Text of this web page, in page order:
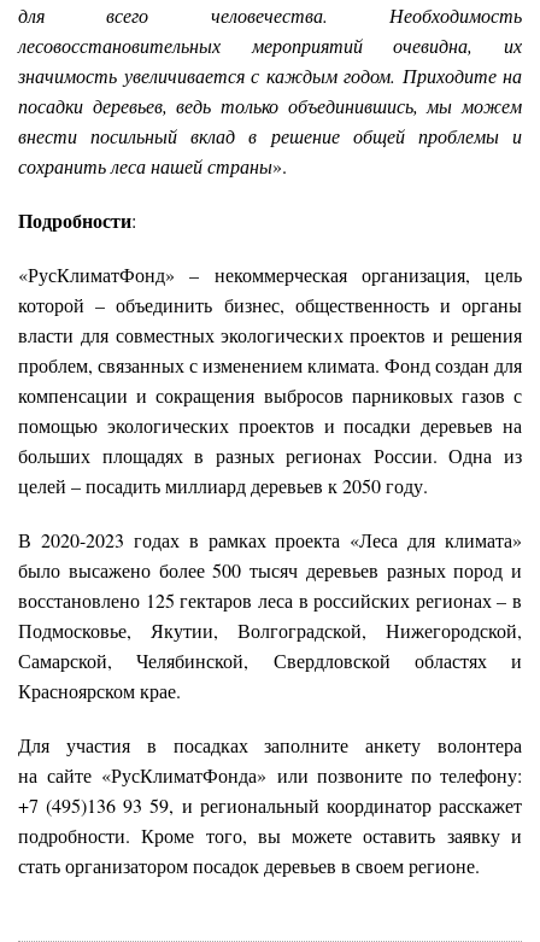
для всего человечества. Необходимость
лесовосстановительных мероприятий очевидна, их
значимость увеличивается с каждым годом. Приходите на
посадки деревьев, ведь только объединившись, мы можем
внести посильный вклад в решение общей проблемы и
сохранить леса нашей страны».
Подробности:
«РусКлиматФонд» – некоммерческая организация, цель
которой – объединить бизнес, общественность и органы
власти для совместных экологических проектов и решения
проблем, связанных с изменением климата. Фонд создан для
компенсации и сокращения выбросов парниковых газов с
помощью экологических проектов и посадки деревьев на
больших площадях в разных регионах России. Одна из
целей – посадить миллиард деревьев к 2050 году.
В 2020-2023 годах в рамках проекта «Леса для климата»
было высажено более 500 тысяч деревьев разных пород и
восстановлено 125 гектаров леса в российских регионах – в
Подмосковье, Якутии, Волгоградской, Нижегородской,
Самарской, Челябинской, Свердловской областях и
Красноярском крае.
Для участия в посадках заполните анкету волонтера
на сайте «РусКлиматФонда» или позвоните по телефону:
+7 (495)136 93 59, и региональный координатор расскажет
подробности. Кроме того, вы можете оставить заявку и
стать организатором посадок деревьев в своем регионе.